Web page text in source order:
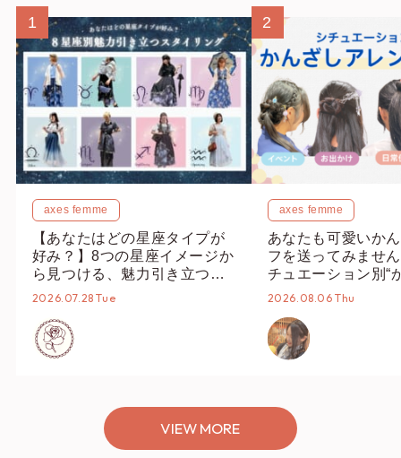
1
axes femme
【あなたはどの星座タイプが
好み？】8つの星座イメージか
ら見つける、魅力引き立つス
タイリング♡
2026.07.28 Tue
2
axes femme
あなたも可愛いか
フを送ってみませ
チュエーション別“
オススメ【ショッ
2026.08.06 Thu
VIEW MORE